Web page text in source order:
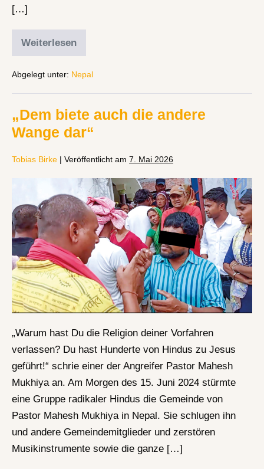
[…]
Weiterlesen
Abgelegt unter: Nepal
„Dem biete auch die andere
Wange dar“
Tobias Birke | Veröffentlicht am 7. Mai 2026
„Warum hast Du die Religion deiner Vorfahren
verlassen? Du hast Hunderte von Hindus zu Jesus
geführt!“ schrie einer der Angreifer Pastor Mahesh
Mukhiya an. Am Morgen des 15. Juni 2024 stürmte
eine Gruppe radikaler Hindus die Gemeinde von
Pastor Mahesh Mukhiya in Nepal. Sie schlugen ihn
und andere Gemeindemitglieder und zerstören
Musikinstrumente sowie die ganze […]